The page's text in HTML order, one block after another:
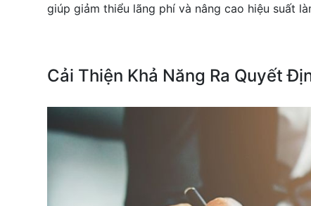
giúp giảm thiểu lãng phí và nâng cao hiệu suất
Cải Thiện Khả Năng Ra Quyết